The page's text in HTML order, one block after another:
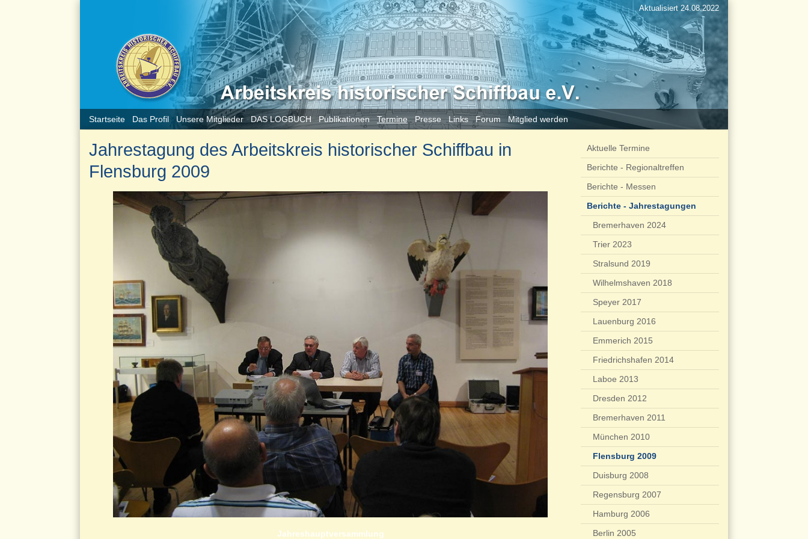
Startseite Das Profil Unsere Mitglieder DAS LOGBUCH Publikationen Termine Presse Links Forum Mitglied werden
Aktualisiert 24.08.2022
Jahrestagung des Arbeitskreis historischer Schiffbau in
Flensburg 2009
Jahreshauptversammlung
Aktuelle Termine
Berichte - Regionaltreffen
Berichte - Messen
Berichte - Jahrestagungen
Bremerhaven 2024
Trier 2023
Stralsund 2019
Wilhelmshaven 2018
Speyer 2017
Lauenburg 2016
Emmerich 2015
Friedrichshafen 2014
Laboe 2013
Dresden 2012
Bremerhaven 2011
München 2010
Flensburg 2009
Duisburg 2008
Regensburg 2007
Hamburg 2006
Berlin 2005